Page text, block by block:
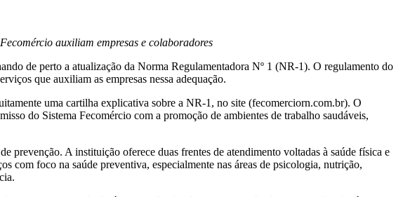
auxiliam empresas e colaboradores
de perto a atualização da Norma Regulamentadora Nº 1 (NR-1). O regulamento do
que auxiliam as empresas nessa adequação.
uma cartilha explicativa sobre a NR-1, no site (fecomerciorn.com.br). O
do Sistema Fecomércio com a promoção de ambientes de trabalho saudáveis,
prevenção. A instituição oferece duas frentes de atendimento voltadas à saúde física e
com foco na saúde preventiva, especialmente nas áreas de psicologia, nutrição,